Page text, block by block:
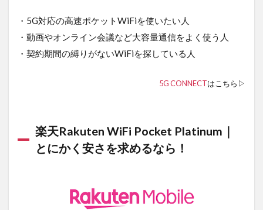
・5G対応の高速ポケットWiFiを使いたい人
・動画やオンライン会議など大容量通信をよく使う人
・契約期間の縛りがないWiFiを探している人
5G CONNECTはこちら▷
楽天Rakuten WiFi Pocket Platinum｜
とにかく安さを求めるなら！